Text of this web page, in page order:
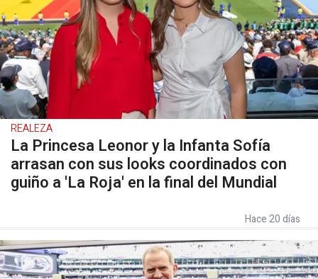
REALEZA
La Princesa Leonor y la Infanta Sofía
arrasan con sus looks coordinados con
guiño a 'La Roja' en la final del Mundial
Hace 20 días